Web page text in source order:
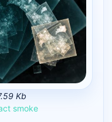
Kb
smoke